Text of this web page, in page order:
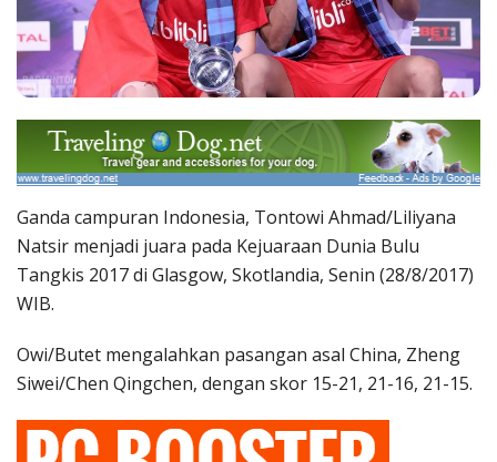
Ganda campuran Indonesia, Tontowi Ahmad/Liliyana
Natsir menjadi juara pada Kejuaraan Dunia Bulu
Tangkis 2017 di Glasgow, Skotlandia, Senin (28/8/2017)
WIB.
Owi/Butet mengalahkan pasangan asal China, Zheng
Siwei/Chen Qingchen, dengan skor 15-21, 21-16, 21-15.